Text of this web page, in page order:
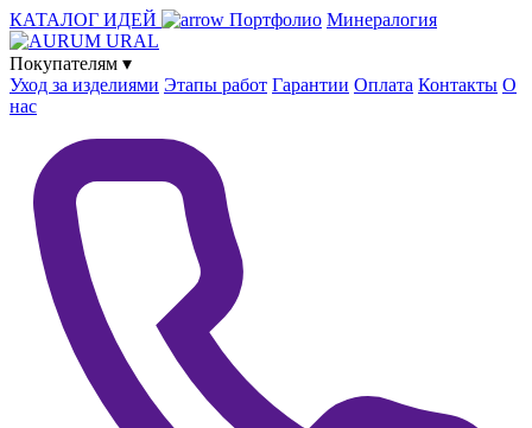
КАТАЛОГ ИДЕЙ Портфолио Минералогия
Покупателям ▾
Уход за изделиями Этапы работ Гарантии Оплата Контакты О
нас